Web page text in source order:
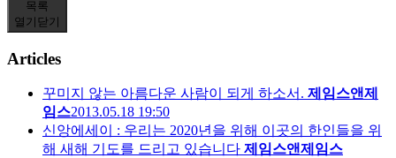
목록
열기 닫기
Articles
꾸미지 않는 아름다운 사람이 되게 하소서. 제임스앤제
임스2013.05.18 19:50
신앙에세이 : 우리는 2020년을 위해 이곳의 한인들을 위
해 새해 기도를 드리고 있습니다 제임스앤제임스